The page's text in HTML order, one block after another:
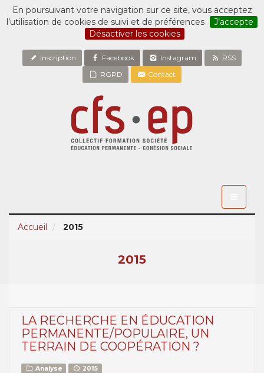
En poursuivant votre navigation sur ce site, vous acceptez
l’utilisation de cookies de suivi et de préférences
J’accepte
Désactiver les cookies
Inscription Facebook Instagram
RSS
RGPD
Contact
Accueil
2015
2015
LA RECHERCHE EN ÉDUCATION
PERMANENTE/POPULAIRE, UN
TERRAIN DE COOPÉRATION ?
Analyse
2015